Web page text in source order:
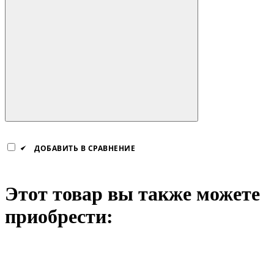
ДОБАВИТЬ В СРАВНЕНИЕ
Этот товар вы также можете
приобрести: